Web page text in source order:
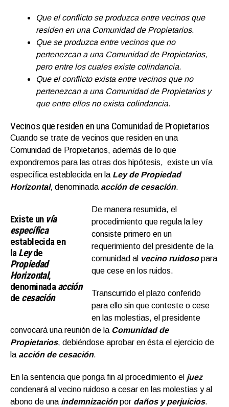
Que el conflicto se produzca entre vecinos que
residen en una Comunidad de Propietarios.
Que se produzca entre vecinos que no
pertenezcan a una Comunidad de Propietarios,
pero entre los cuales existe colindancia.
Que el conflicto exista entre vecinos que no
pertenezcan a una Comunidad de Propietarios y
que entre ellos no exista colindancia.
Vecinos que residen en una Comunidad de Propietarios
Cuando se trate de vecinos que residen en una
Comunidad de Propietarios, además de lo que
expondremos para las otras dos hipótesis, existe un vía
específica establecida en la Ley de Propiedad
Horizontal, denominada acción de cesación.
Existe un vía
específica
establecida en
laLeyde
Propiedad
Horizontal,
denominadaacción
de cesación
De manera resumida, el
procedimiento que regula la ley
consiste primero en un
requerimiento del presidente de la
comunidad al vecino ruidosopara
que cese en los ruidos.
Transcurrido el plazo conferido
para ello sin que conteste o cese
en las molestias, el presidente
convocará una reunión de la Comunidad de
Propietarios, debiéndose aprobar en ésta el ejercicio de
la acción de cesación.
En la sentencia que ponga fin al procedimiento el juez
condenará al vecino ruidoso a cesar en las molestias y al
abono de una indemnizaciónpor daños y perjuicios.